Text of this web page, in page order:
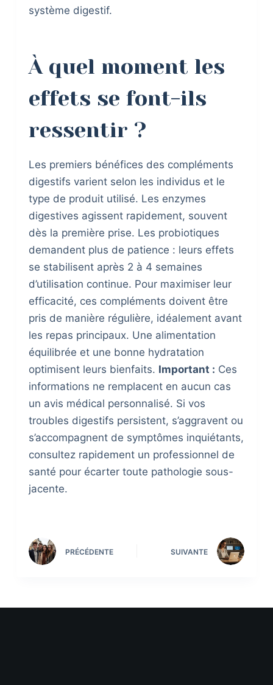
système digestif.
À quel moment les
effets se font-ils
ressentir ?
Les premiers bénéfices des compléments
digestifs varient selon les individus et le
type de produit utilisé. Les enzymes
digestives agissent rapidement, souvent
dès la première prise. Les probiotiques
demandent plus de patience : leurs effets
se stabilisent après 2 à 4 semaines
d’utilisation continue. Pour maximiser leur
efficacité, ces compléments doivent être
pris de manière régulière, idéalement avant
les repas principaux. Une alimentation
équilibrée et une bonne hydratation
optimisent leurs bienfaits. Important : Ces
informations ne remplacent en aucun cas
un avis médical personnalisé. Si vos
troubles digestifs persistent, s’aggravent ou
s’accompagnent de symptômes inquiétants,
consultez rapidement un professionnel de
santé pour écarter toute pathologie sous-
jacente.
PRÉCÉDENTE SUIVANTE